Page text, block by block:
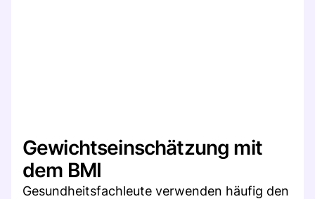
Gewichtseinschätzung mit
dem BMI
Gesundheitsfachleute verwenden häufig den